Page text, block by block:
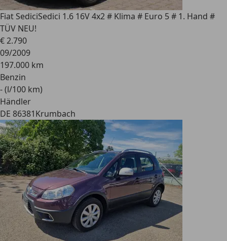
Fiat SediciSedici 1.6 16V 4x2 # Klima # Euro 5 # 1. Hand #
TÜV NEU!
€ 2.790
09/2009
197.000 km
Benzin
- (l/100 km)
Händler
DE 86381Krumbach